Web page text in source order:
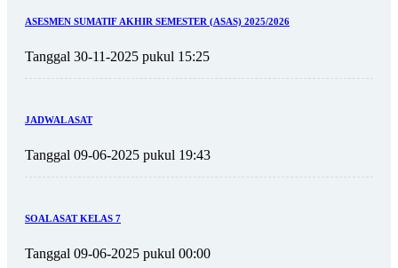
ASESMEN SUMATIF AKHIR SEMESTER (ASAS) 2025/2026
Tanggal 30-11-2025 pukul 15:25
JADWAL ASAT
Tanggal 09-06-2025 pukul 19:43
SOAL ASAT KELAS 7
Tanggal 09-06-2025 pukul 00:00